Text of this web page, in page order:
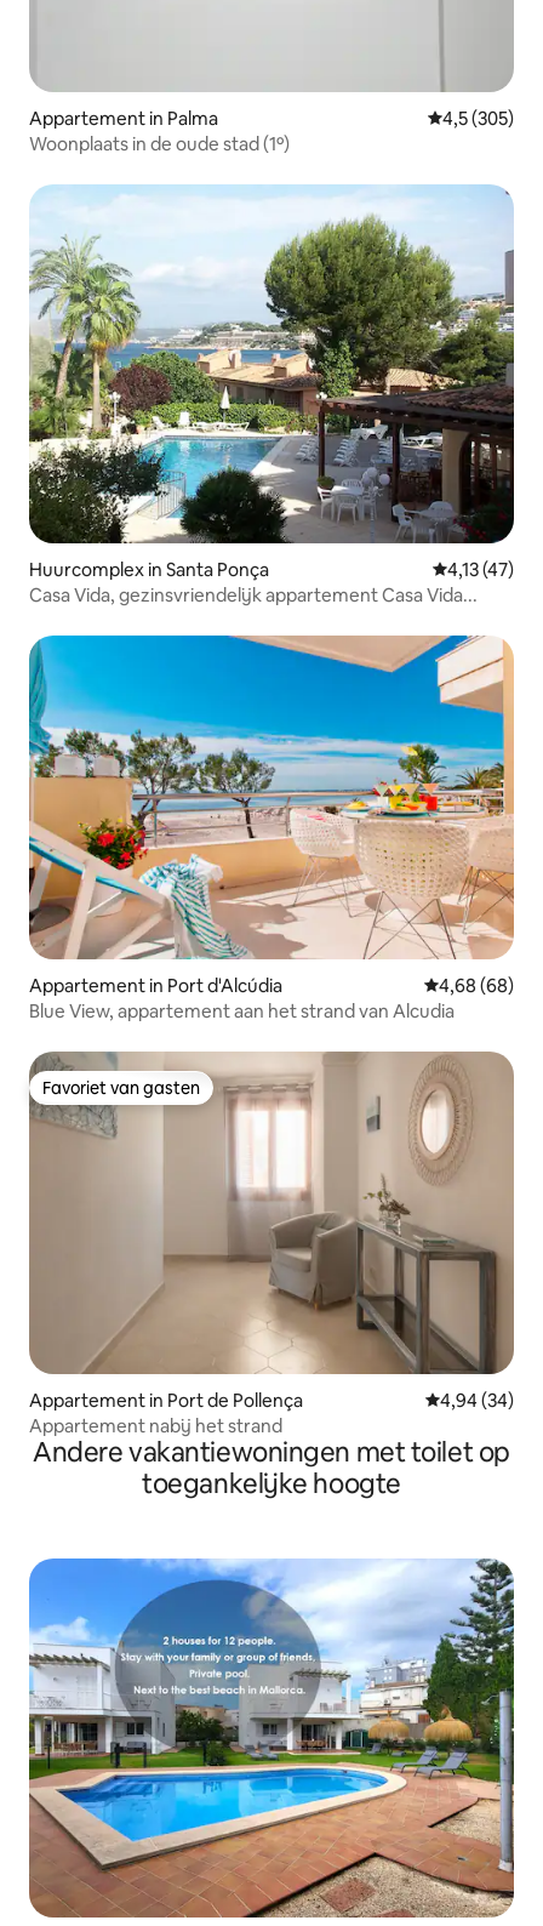
Appartement in Palma Gemiddelde
4,5 (305)
Woonplaats in de oude stad (1º)
Huurcomplex in Santa Ponça Gemiddelde
4,13 (47)
Casa Vida, gezinsvriendelijk appartement Casa Vida...
Appartement in Port d'Alcúdia Gemiddelde
4,68 (68)
Blue View, appartement aan het strand van Alcudia
Favoriet van gasten
Favoriet van gasten
Appartement in Port de Pollença Gemiddelde
4,94 (34)
Appartement nabij het strand
Andere vakantiewoningen met toilet op
toegankelijke hoogte